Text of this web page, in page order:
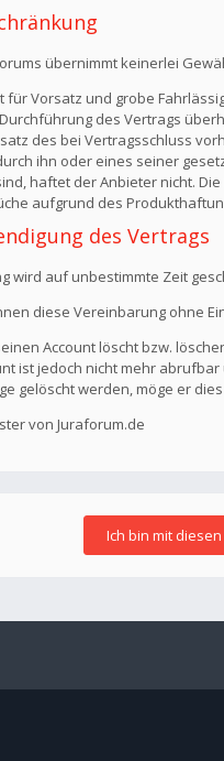
übernimmt keinerlei
für Vorsatz und grobe
des Vertrags
des bei Vertragsschluss
ihn oder eines seiner
haftet der Anbieter nicht.
aufgrund des
des Vertrags
wird auf unbestimmte Zeit
diese Vereinbarung ohne
Account löscht bzw.
ist jedoch nicht mehr
gelöscht werden, möge er
von Juraforum.de